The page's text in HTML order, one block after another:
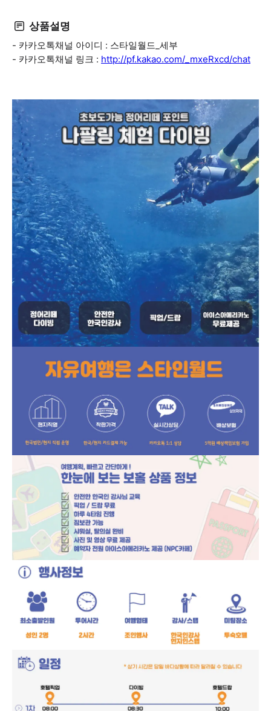
상품설명
- 카카오톡채널 아이디 : 스타일월드_세부
- 카카오톡채널 링크 : http://pf.kakao.com/_mxeRxcd/chat